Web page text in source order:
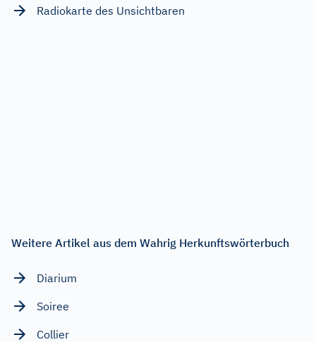
Radiokarte des Unsichtbaren
Weitere Artikel aus dem Wahrig Herkunftswörterbuch
Diarium
Soiree
Collier